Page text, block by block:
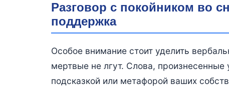
Разговор с покойником во
поддержка
Особое внимание стоит уделить
мертвые не лгут. Слова,
подсказкой или метафорой ваших